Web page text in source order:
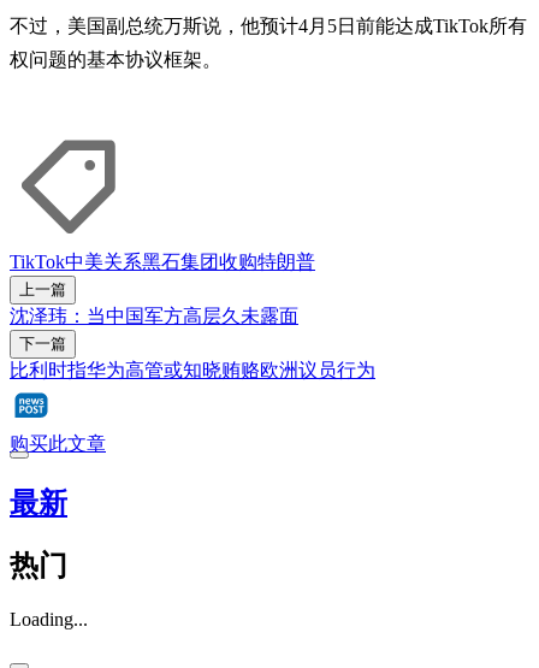
不过，美国副总统万斯说，他预计4月5日前能达成TikTok所有
权问题的基本协议框架。
TikTok中美关系黑石集团收购特朗普
上一篇
沈泽玮：当中国军方高层久未露面
下一篇
比利时指华为高管或知晓贿赂欧洲议员行为
购买此文章
最新
热门
Loading...